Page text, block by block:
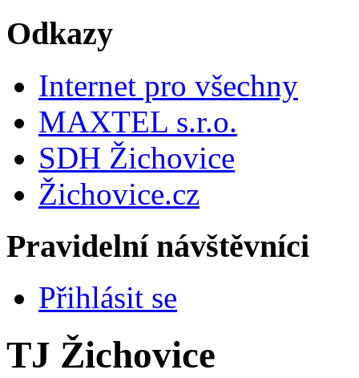
Odkazy
Internet pro všechny
MAXTEL s.r.o.
SDH Žichovice
Žichovice.cz
Pravidelní návštěvníci
Přihlásit se
TJ Žichovice